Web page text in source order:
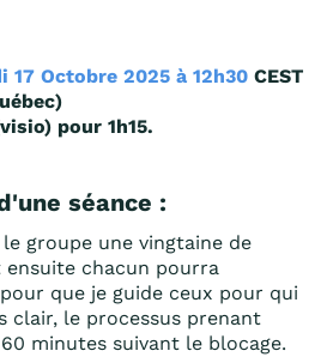
17 Octobre 2025 à 12h30 CEST
pour 1h15.
séance :
groupe une vingtaine de
ensuite chacun pourra
que je guide ceux pour qui
clair, le processus prenant
minutes suivant le blocage.